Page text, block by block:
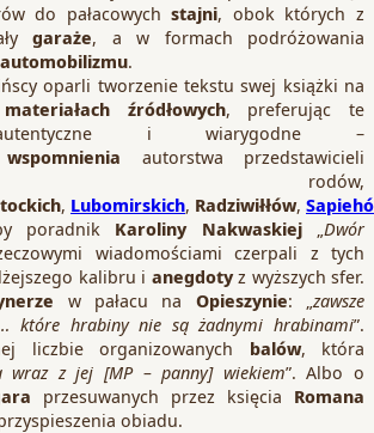
do pałacowychstajni, obok których z
garaże, a w formach podróżowania
automobilizmu.
oparli tworzenie tekstu swej książki na
materiałach źródłowych, preferując te
i wiarygodne –
wspomnienia autorstwa przedstawicieli
rodów,
, Lubomirskich, Radziwiłłów,
poradnik Karoliny Nakwaskiej„ Dwór
wiadomościami czerpali z tych
kalibru i anegdotyz wyższych sfer.
w pałacu na Opieszynie: „ zawsze
które hrabiny nie są żadnymi hrabinami”.
liczbie organizowanych balów, która
wraz z jej [MP – panny] wiekiem”. Albo o
przesuwanych przez księcia Romana
obiadu.